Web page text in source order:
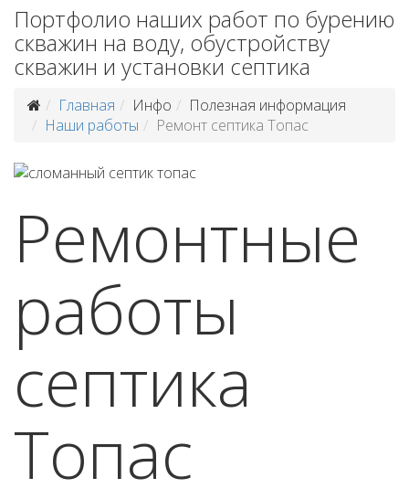
Портфолио наших работ по бурению
скважин на воду, обустройству
скважин и установки септика
Главная Инфо
Полезная информация
Наши работы
Ремонт септика Топас
Ремонтные
работы
септика
Топас